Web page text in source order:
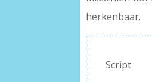
herkenbaar.
Script